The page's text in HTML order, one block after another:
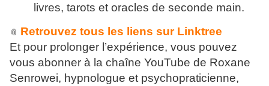
livres, tarots et oracles de seconde main.
📎 Retrouvez tous les liens sur Linktree
Et pour prolonger l’expérience, vous pouvez
vous abonner à la chaîne YouTube de Roxane
Senrowei, hypnologue et psychopraticienne,